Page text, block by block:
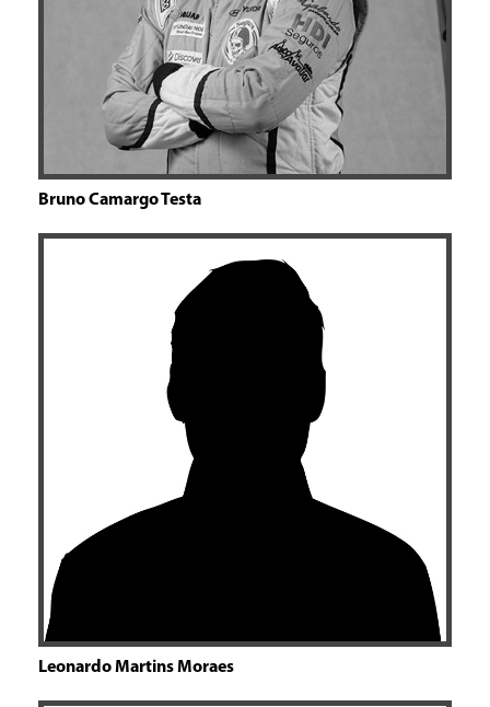
Bruno Camargo Testa
Leonardo Martins Moraes